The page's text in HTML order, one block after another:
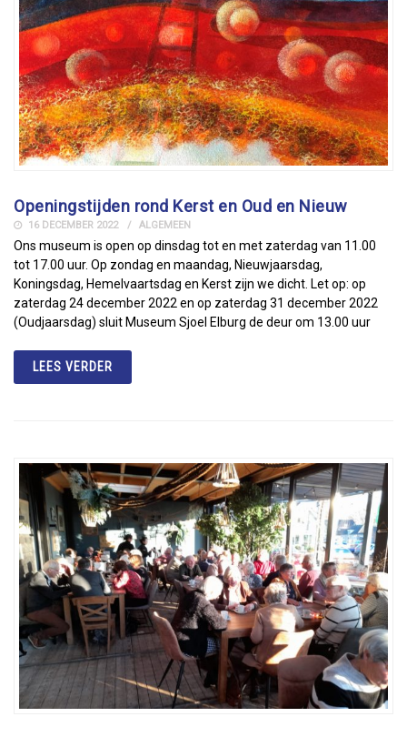
Openingstijden rond Kerst en Oud en Nieuw
16 DECEMBER 2022 ALGEMEEN
Ons museum is open op dinsdag tot en met zaterdag van 11.00
tot 17.00 uur. Op zondag en maandag, Nieuwjaarsdag,
Koningsdag, Hemelvaartsdag en Kerst zijn we dicht. Let op: op
zaterdag 24 december 2022 en op zaterdag 31 december 2022
(Oudjaarsdag) sluit Museum Sjoel Elburg de deur om 13.00 uur
LEES VERDER